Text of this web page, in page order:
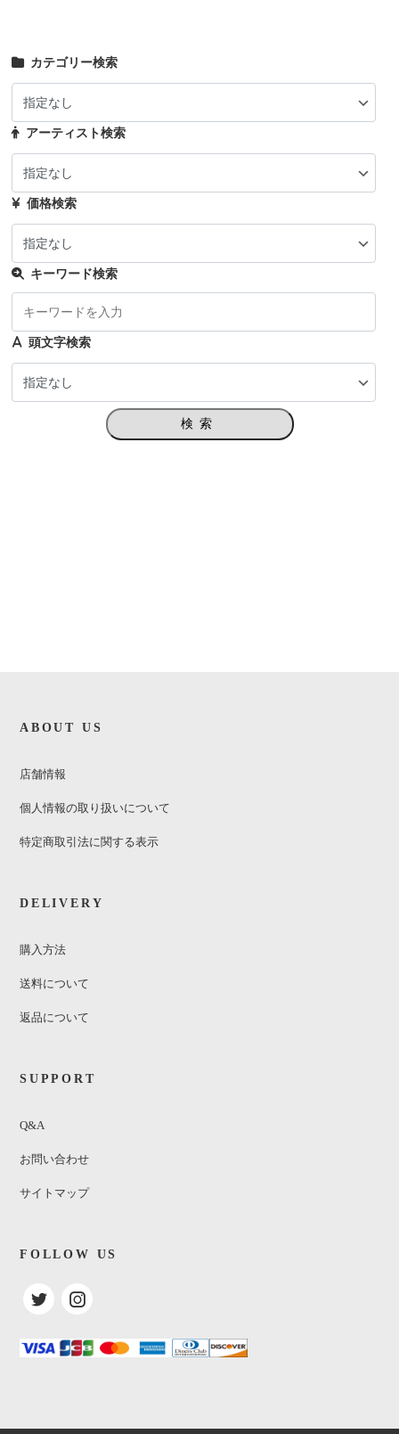
カテゴリー検索
アーティスト検索
価格検索
キーワード検索
頭文字検索
検索
ABOUT US
店舗情報
個人情報の取り扱いについて
特定商取引法に関する表示
DELIVERY
購入方法
送料について
返品について
SUPPORT
Q&A
お問い合わせ
サイトマップ
FOLLOW US